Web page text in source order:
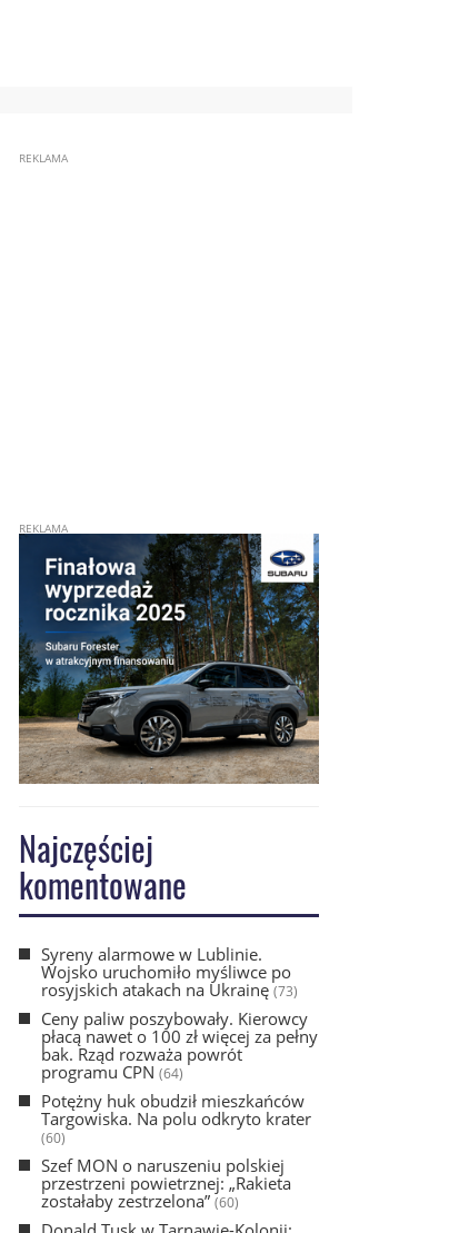
Najczęściej
komentowane
Syreny alarmowe w Lublinie.
Wojsko uruchomiło myśliwce po
rosyjskich atakach na Ukrainę(73)
Ceny paliw poszybowały. Kierowcy
płacą nawet o 100 zł więcej za pełny
bak. Rząd rozważa powrót
programu CPN (64)
Potężny huk obudził mieszkańców
Targowiska. Na polu odkryto krater
(60)
Szef MON o naruszeniu polskiej
przestrzeni powietrznej: „Rakieta
zostałaby zestrzelona” (60)